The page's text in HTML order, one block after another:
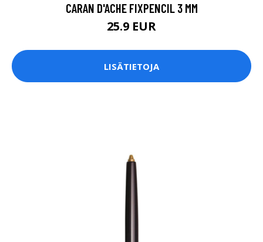
CARAN D'ACHE FIXPENCIL 3 MM
25.9 EUR
LISÄTIETOJA